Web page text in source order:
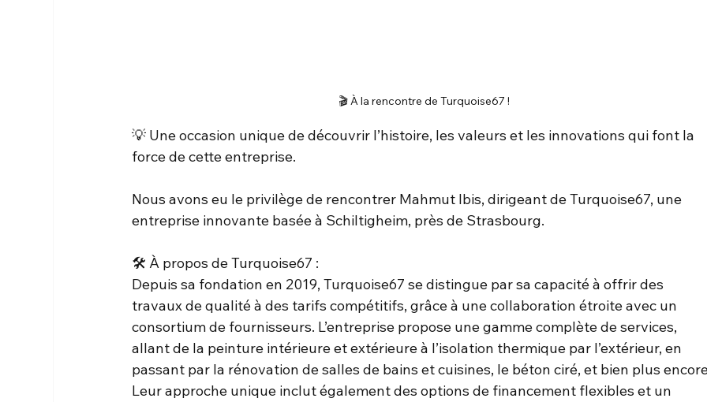
🎬 À la rencontre de Turquoise67 !
💡 Une occasion unique de découvrir l’histoire, les valeurs et les innovations qui font la
force de cette entreprise.
Nous avons eu le privilège de rencontrer Mahmut Ibis, dirigeant de Turquoise67, une
entreprise innovante basée à Schiltigheim, près de Strasbourg.
🛠️ À propos de Turquoise67 :
Depuis sa fondation en 2019, Turquoise67 se distingue par sa capacité à offrir des
travaux de qualité à des tarifs compétitifs, grâce à une collaboration étroite avec un
consortium de fournisseurs. L’entreprise propose une gamme complète de services,
allant de la peinture intérieure et extérieure à l’isolation thermique par l’extérieur, en
passant par la rénovation de salles de bains et cuisines, le béton ciré, et bien plus
Leur approche unique inclut également des options de financement flexibles et un